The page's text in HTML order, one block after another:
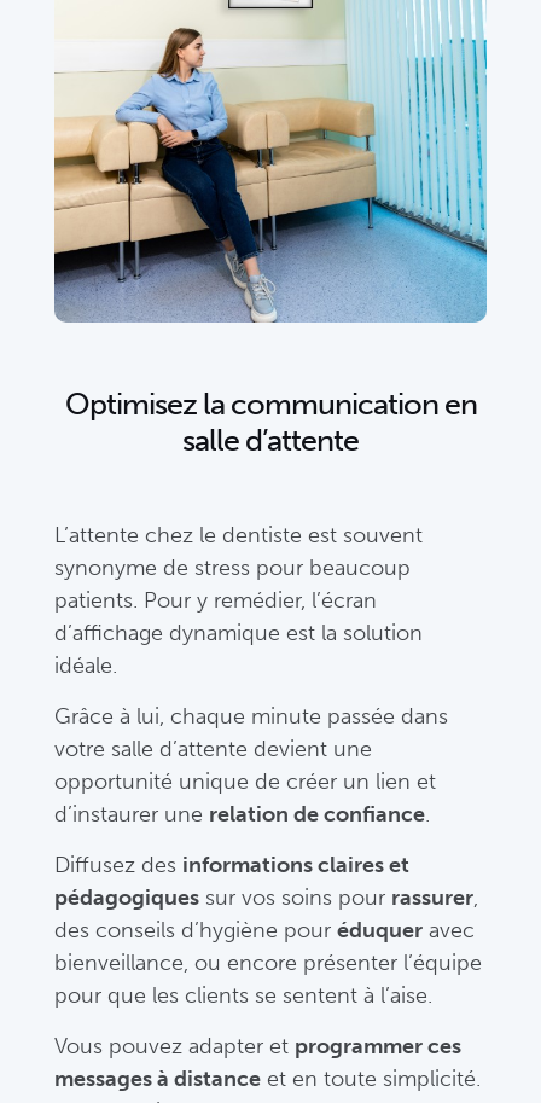
Optimisez la communication en
salle d’attente
L’attente chez le dentiste est souvent
synonyme de stress pour beaucoup
patients. Pour y remédier, l’écran
d’affichage dynamique est la solution
idéale.
Grâce à lui, chaque minute passée dans
votre salle d’attente devient une
opportunité unique de créer un lien et
d’instaurer une relation de confiance.
Diffusez des informations claires et
pédagogiquessur vos soins pour rassurer,
des conseils d’hygiène pour éduqueravec
bienveillance, ou encore présenter l’équipe
pour que les clients se sentent à l’aise.
Vous pouvez adapter et programmer ces
messages à distanceet en toute simplicité.